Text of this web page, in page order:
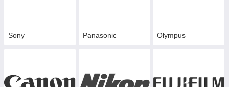
Sony Panasonic Olympus